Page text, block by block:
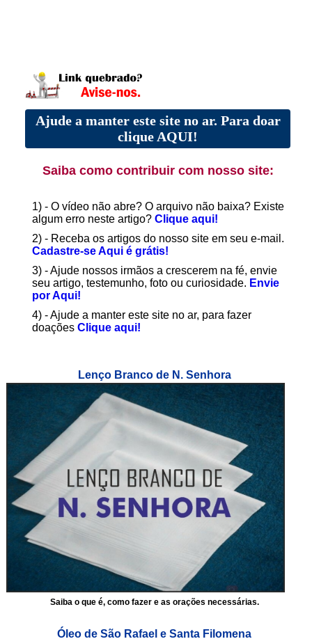
Ajude a manter este site no ar. Para doar
clique AQUI!
Saiba como contribuir com nosso site:
1) - O vídeo não abre? O arquivo não baixa? Existe
algum erro neste artigo? Clique aqui!
2) - Receba os artigos do nosso site em seu e-mail.
Cadastre-se Aqui é grátis!
3) - Ajude nossos irmãos a crescerem na fé, envie
seu artigo, testemunho, foto ou curiosidade. Envie
por Aqui!
4) - Ajude a manter este site no ar, para fazer
doações Clique aqui!
Lenço Branco de N. Senhora
Saiba o que é, como fazer e as orações necessárias.
Óleo de São Rafael e Santa Filomena